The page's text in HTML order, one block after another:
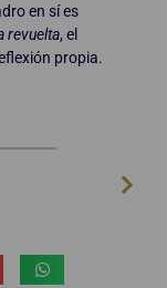
en sí es
revuelta, el
propia.